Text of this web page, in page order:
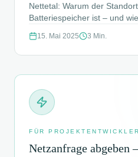
Nettetal: Warum der
Batteriespeicher ist – und
Netzanfragenmanagement
das Projekt zur Zusage
15. Mai 2025 3 Min.
FÜR PROJEKTENTWICKLER
Netzanfrage abgeben